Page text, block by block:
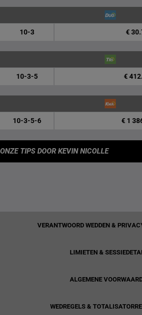
10-3 €
10-3-5 €
10-3-5-6 € 1
ONZE TIPS DOOR KEVIN NICOLLE
VERANTWOORD WEDDEN &
LIMIETEN &
ALGEMENE
WEDREGELS &